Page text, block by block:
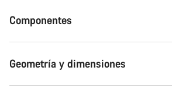
Componentes
Geometría y dimensiones